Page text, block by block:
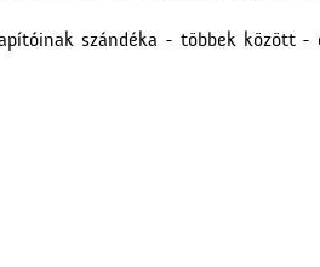
szándéka - többek között -